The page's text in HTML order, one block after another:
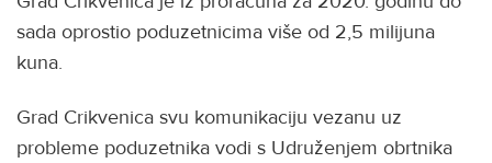
sada oprostio poduzetnicima više od 2,5 milijuna
kuna.
Grad Crikvenica svu komunikaciju vezanu uz
probleme poduzetnika vodi s Udruženjem obrtnika